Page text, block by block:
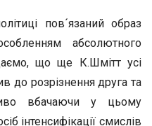
пов´язаний образ
абсолютного
що ще К.Шмітт усі
до розрізнення друга та
вбачаючи у цьому
інтенсифікації смислів